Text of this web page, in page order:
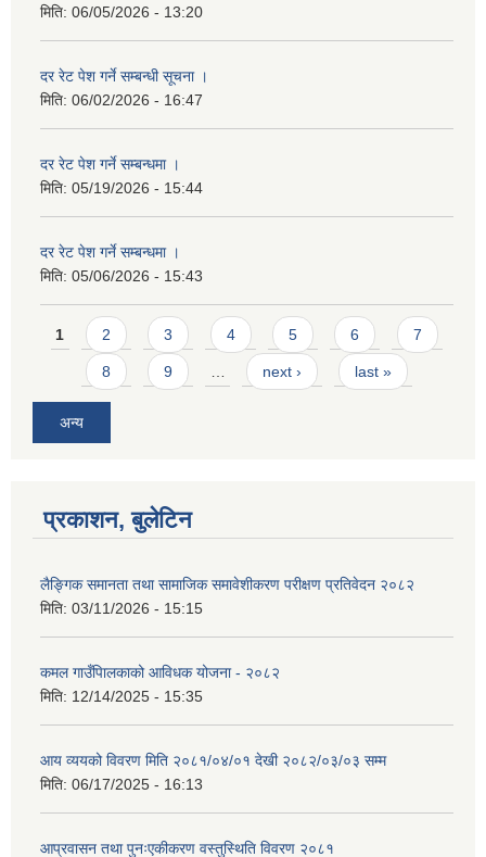
मिति: 06/05/2026 - 13:20
दर रेट पेश गर्ने सम्बन्धी सूचना ।
मिति: 06/02/2026 - 16:47
दर रेट पेश गर्ने सम्बन्धमा ।
मिति: 05/19/2026 - 15:44
दर रेट पेश गर्ने सम्बन्धमा ।
मिति: 05/06/2026 - 15:43
Pages
1 2 3 4 5 6 7
8 9 … next › last »
अन्य
प्रकाशन, बुलेटिन
लैङ्गिक समानता तथा सामाजिक समावेशीकरण परीक्षण प्रतिवेदन २०८२
मिति: 03/11/2026 - 15:15
कमल गाउँपािलकाको आविधक योजना - २०८२
मिति: 12/14/2025 - 15:35
आय व्ययको विवरण मिति २०८१/०४/०१ देखी २०८२/०३/०३ सम्म
मिति: 06/17/2025 - 16:13
आप्रवासन तथा पुनःएकीकरण वस्तुस्थिति विवरण २०८१